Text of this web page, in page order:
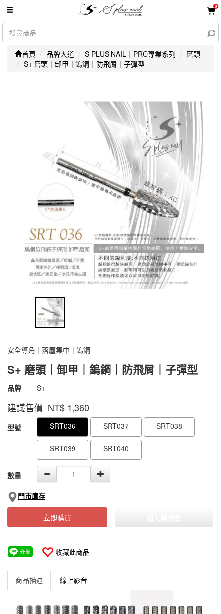
0
首頁 品牌大道 S PLUS NAIL｜PRO專業系列
磨頭
S+ 磨頭｜卸甲｜鎢鋼｜防飛屑｜子彈型
安全導角｜落塵集中｜鎢鋼
S+ 磨頭｜卸甲｜鎢鋼｜防飛屑｜子彈型
商品代號 1800000902094
1800000902094
品牌 S+
建議售價 NT$ 1,360
GOODS000000000000000565044
型號 SRT036 SRT037 SRT038
SRT039 SRT040
數量
門市庫存
立即購買
收藏此商品
商品描述 線上影音